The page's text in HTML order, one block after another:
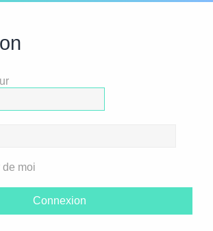
de moi